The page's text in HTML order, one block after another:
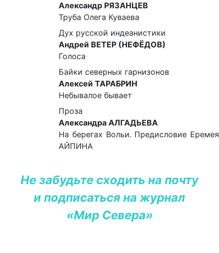
Александр РЯЗАНЦЕВ
Труба Олега Куваева
Дух русской индеанистики
Андрей ВЕТЕР (НЕФЁДОВ)
Голоса
Байки северных гарнизонов
Алексей ТАРАБРИН
Небывалое бывает
Проза
Александра АЛГАДЬЕВА
На берегах Вольи. Предисловие Еремея
АЙПИНА
Не забудьте сходить на почту
и подписаться на журнал
«Мир Севера»